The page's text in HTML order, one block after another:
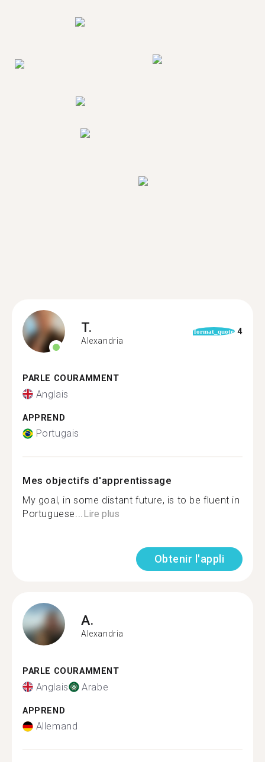
T.
Alexandria
format_quote 4
PARLE COURAMMENT
Anglais
APPREND
Portugais
Mes objectifs d'apprentissage
My goal, in some distant future, is to be fluent in
Portuguese...Lire plus
Obtenir l'appli
A.
Alexandria
PARLE COURAMMENT
Anglais Arabe
APPREND
Allemand